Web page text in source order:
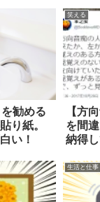
を勧める
り紙。
い！
笑える
【方
を間
納得
生活と仕事